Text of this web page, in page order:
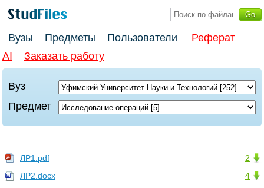
Вузы Предметы Пользователи
Реферат
AI
Заказать работу
Вуз
Предмет
2
ЛР1.pdf
4
ЛР2.docx